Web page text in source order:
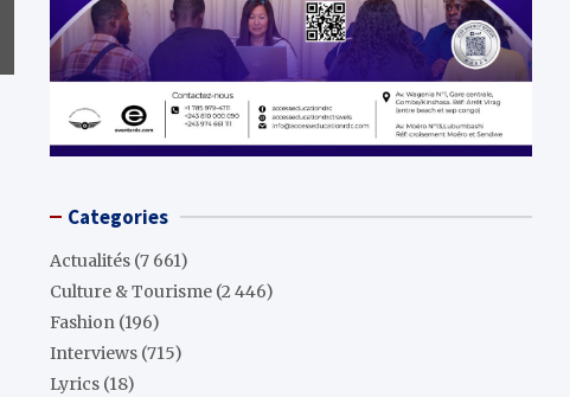
Categories
Actualités (7 661)
Culture & Tourisme (2 446)
Fashion (196)
Interviews (715)
Lyrics (18)